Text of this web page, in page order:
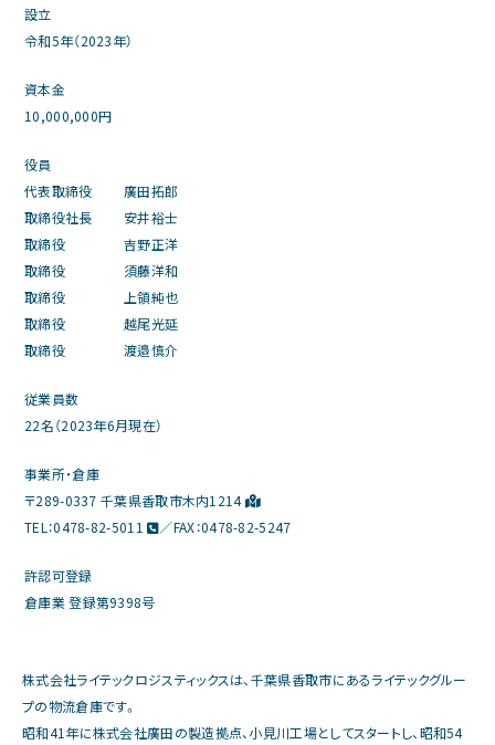
設立
令和5年（2023年）
資本金
10,000,000円
役員
代表取締役
廣田拓郎
取締役社長
安井裕士
取締役
吉野正洋
取締役
須藤洋和
取締役
上領純也
取締役
越尾光延
取締役
渡邉慎介
従業員数
22名（2023年6月現在）
事業所・倉庫
〒289-0337 千葉県香取市木内1214
TEL：0478-82-5011 ／FAX：0478-82-5247
許認可登録
倉庫業 登録第9398号
株式会社ライテックロジスティックスは、千葉県香取市にあるライテックグルー
プの物流倉庫です。
昭和41年に株式会社廣田の製造拠点、小見川工場としてスタートし、昭和54